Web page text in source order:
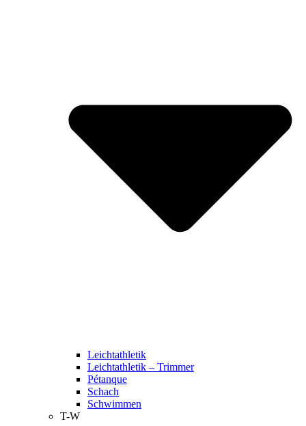
Leichtathletik
Leichtathletik – Trimmer
Pétanque
Schach
Schwimmen
T-W